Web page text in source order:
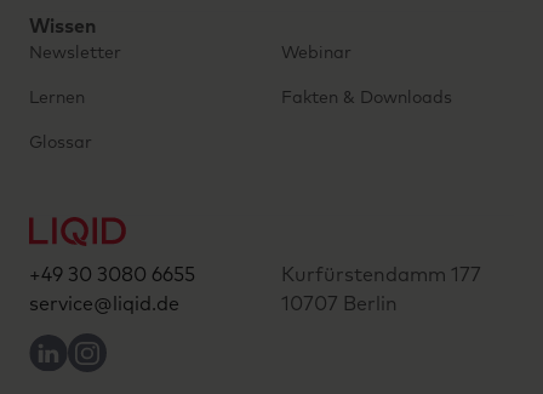
Wissen
Newsletter Webinar
Lernen Fakten & Downloads
Glossar
Kurfürstendamm 177
10707 Berlin
+49 30 3080 6655
service@liqid.de